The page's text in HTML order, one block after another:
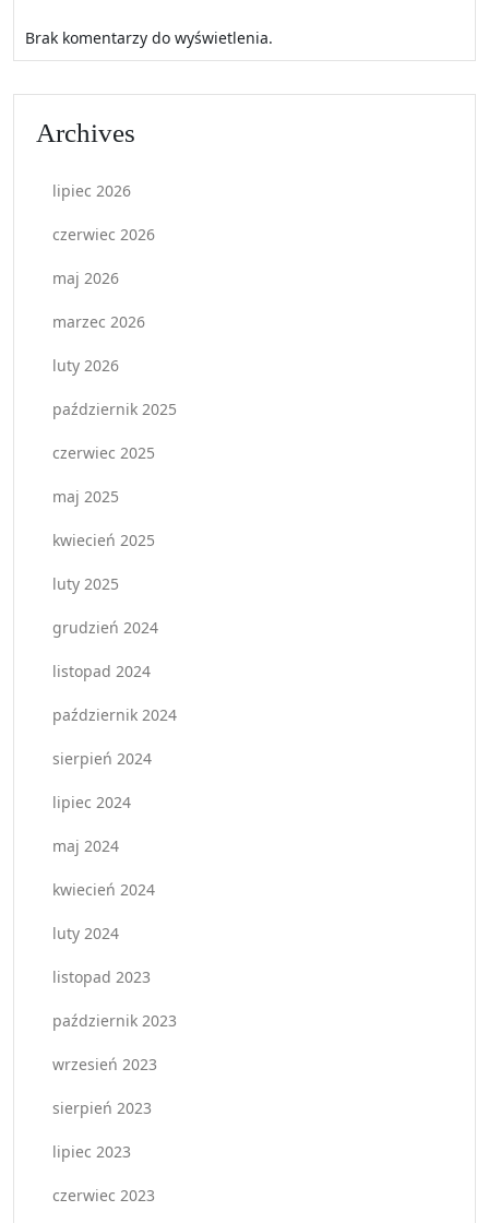
Brak komentarzy do wyświetlenia.
Archives
lipiec 2026
czerwiec 2026
maj 2026
marzec 2026
luty 2026
październik 2025
czerwiec 2025
maj 2025
kwiecień 2025
luty 2025
grudzień 2024
listopad 2024
październik 2024
sierpień 2024
lipiec 2024
maj 2024
kwiecień 2024
luty 2024
listopad 2023
październik 2023
wrzesień 2023
sierpień 2023
lipiec 2023
czerwiec 2023